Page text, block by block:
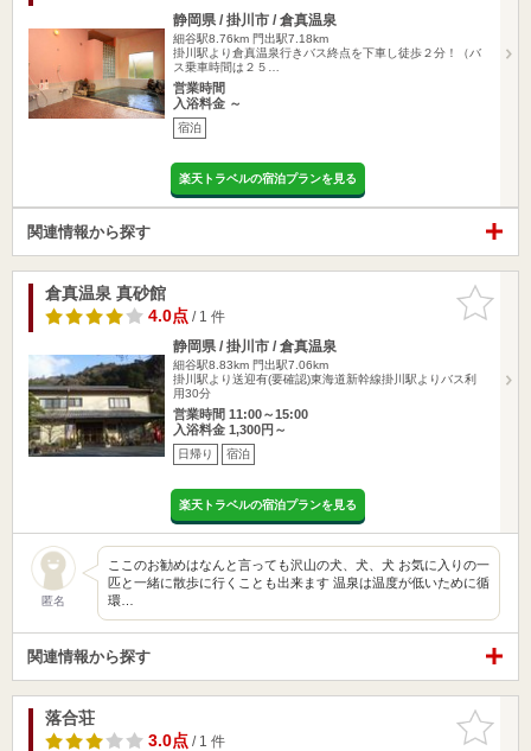
静岡県 / 掛川市 / 倉真温泉
細谷駅8.76km 門出駅7.18km
掛川駅より倉真温泉行きバス終点を下車し徒歩２分！（バ
ス乗車時間は２５…
営業時間
入浴料金 ～
宿泊
楽天トラベルの宿泊プランを見る
関連情報から探す
お気に入
りに追加
倉真温泉 真砂館
4.0点/ 1 件
静岡県 / 掛川市 / 倉真温泉
細谷駅8.83km 門出駅7.06km
掛川駅より送迎有(要確認)東海道新幹線掛川駅よりバス利
用30分
営業時間 11:00～15:00
入浴料金 1,300円～
日帰り 宿泊
楽天トラベルの宿泊プランを見る
匿名
ここのお勧めはなんと言っても沢山の犬、犬、犬 お気に入りの一
匹と一緒に散歩に行くことも出来ます 温泉は温度が低いために循
環…
関連情報から探す
お気に入
りに追加
落合荘
3.0点/ 1 件